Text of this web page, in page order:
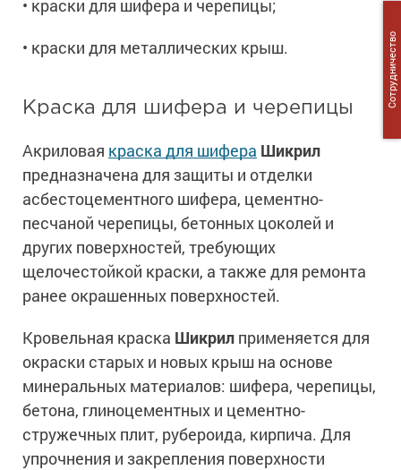
• краски для шифера и черепицы;
• краски для металлических крыш.
Краска для шифера и черепицы
Акриловая краска для шифера Шикрил
предназначена для защиты и отделки
асбестоцементного шифера, цементно-
песчаной черепицы, бетонных цоколей и
других поверхностей, требующих
щелочестойкой краски, а также для ремонта
ранее окрашенных поверхностей.
Кровельная краска Шикрил применяется для
окраски старых и новых крыш на основе
минеральных материалов: шифера, черепицы,
бетона, глиноцементных и цементно-
стружечных плит, рубероида, кирпича. Для
упрочнения и закрепления поверхности
Сотрудничество